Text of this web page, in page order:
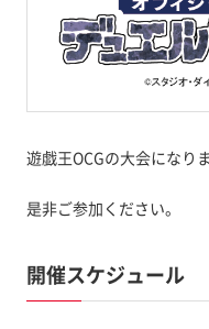
遊戯王OCGの大会になりま
是非ご参加ください。
開催スケジュール